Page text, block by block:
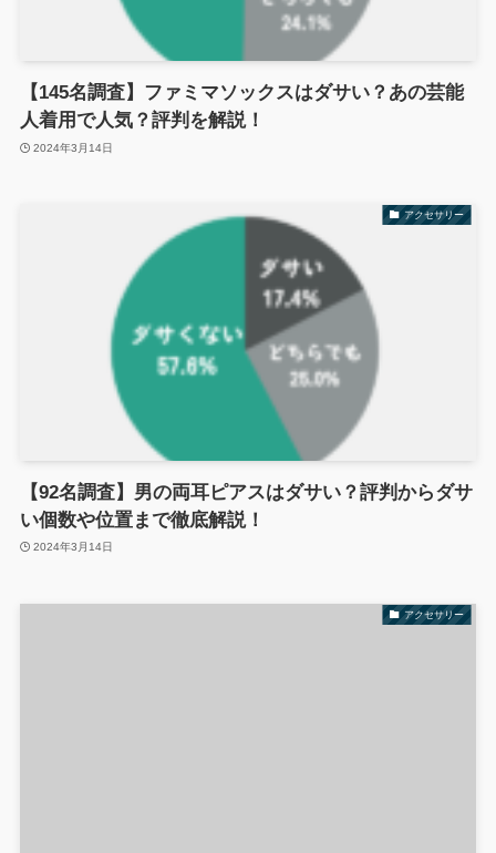
【145名調査】ファミマソックスはダサい？あの芸能
人着用で人気？評判を解説！
2024年3月14日
アクセサリー
【92名調査】男の両耳ピアスはダサい？評判からダサ
い個数や位置まで徹底解説！
2024年3月14日
アクセサリー